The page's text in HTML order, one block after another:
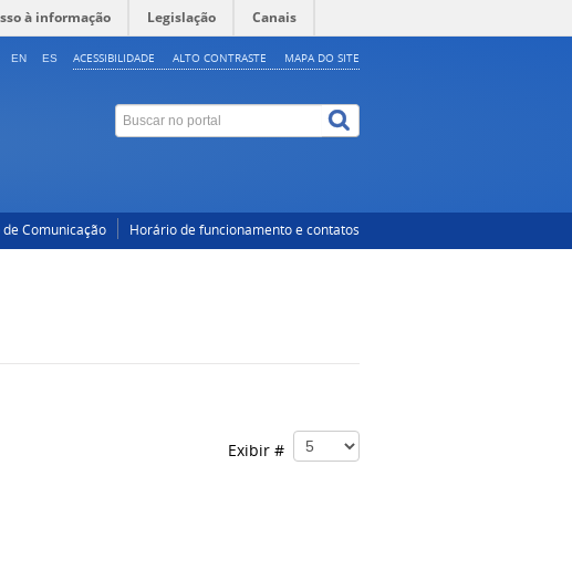
à informação Legislação Canais
ACESSIBILIDADE ALTO CONTRASTE MAPA DO SITE
EN ES
Comunicação Horário de funcionamento e contatos
Exibir #